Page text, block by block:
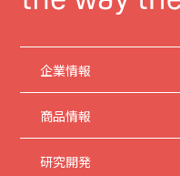
企業情報
商品情報
研究開発